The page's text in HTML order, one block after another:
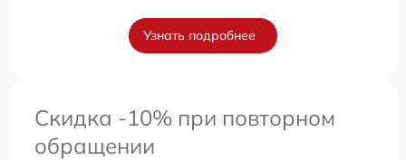
Узнать подробнее
Скидка -10% при повторном
обращении